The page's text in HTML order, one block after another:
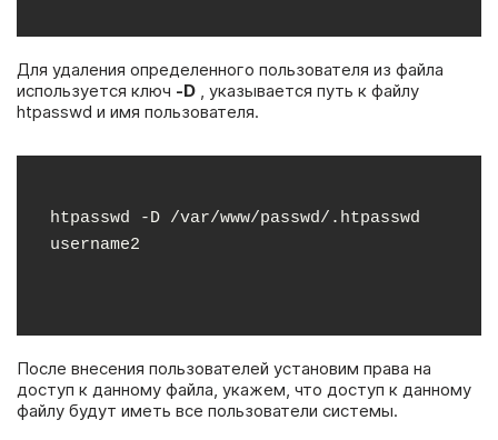
Для удаления определенного пользователя из файла
используется ключ -D , указывается путь к файлу
htpasswd и имя пользователя.
htpasswd -D /var/www/passwd/.htpasswd
username2
После внесения пользователей установим права на
доступ к данному файла, укажем, что доступ к данному
файлу будут иметь все пользователи системы.